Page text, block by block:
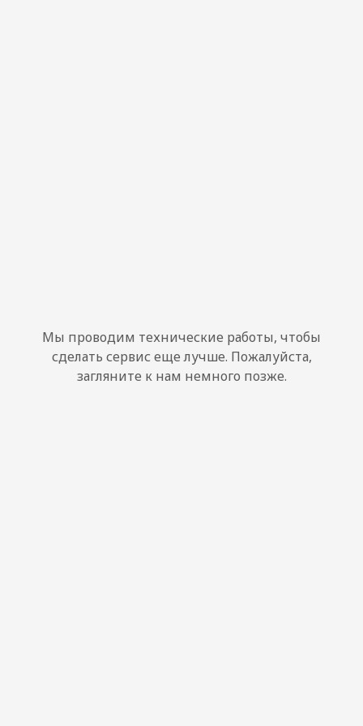
Мы проводим технические работы, чтобы
сделать сервис еще лучше. Пожалуйста,
загляните к нам немного позже.